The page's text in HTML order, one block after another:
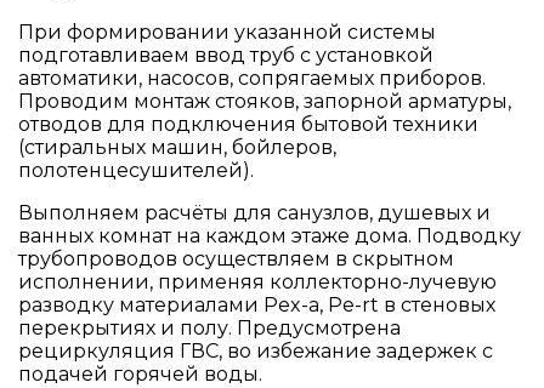
При формировании указанной системы
подготавливаем ввод труб с установкой
автоматики, насосов, сопрягаемых приборов.
Проводим монтаж стояков, запорной арматуры,
отводов для подключения бытовой техники
(стиральных машин, бойлеров,
полотенцесушителей).
Выполняем расчёты для санузлов, душевых и
ванных комнат на каждом этаже дома. Подводку
трубопроводов осуществляем в скрытном
исполнении, применяя коллекторно-лучевую
разводку материалами Pex-a, Pe-rt в стеновых
перекрытиях и полу. Предусмотрена
рециркуляция ГВС, во избежание задержек с
подачей горячей воды.